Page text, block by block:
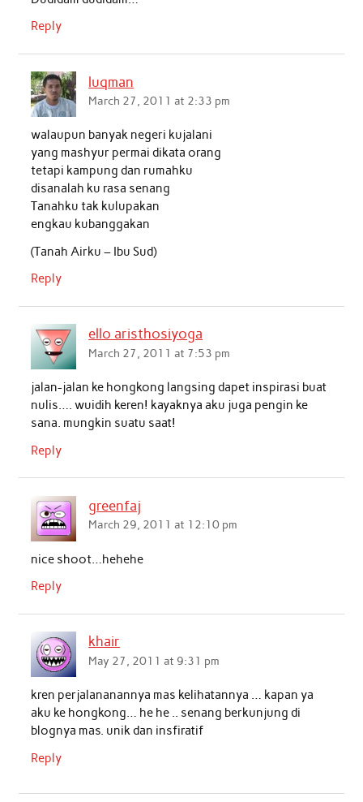
Reply
luqman
March 27, 2011 at 2:33 pm
walaupun banyak negeri kujalani
yang mashyur permai dikata orang
tetapi kampung dan rumahku
disanalah ku rasa senang
Tanahku tak kulupakan
engkau kubanggakan
(Tanah Airku – Ibu Sud)
Reply
ello aristhosiyoga
March 27, 2011 at 7:53 pm
jalan-jalan ke hongkong langsing dapet inspirasi buat
nulis…. wuidih keren! kayaknya aku juga pengin ke
sana. mungkin suatu saat!
Reply
greenfaj
March 29, 2011 at 12:10 pm
nice shoot…hehehe
Reply
khair
May 27, 2011 at 9:31 pm
kren perjalananannya mas kelihatannya … kapan ya
aku ke hongkong… he he .. senang berkunjung di
blognya mas. unik dan insfiratif
Reply